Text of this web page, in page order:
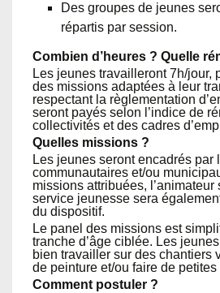
Des groupes de jeunes
répartis par session.
Combien d’heures ? Quelle
Les jeunes travailleront 7h/jour,
des missions adaptées à leur
respectant la règlementation
seront payés selon l’indice de
collectivités et des cadres
Quelles missions ?
Les jeunes seront encadrés par
communautaires et/ou
missions attribuées, l’animateur
service jeunesse sera
du dispositif.
Le panel des missions est
tranche d’âge ciblée. Les
bien travailler sur des chantiers
de peinture et/ou faire de petites
Comment postuler ?